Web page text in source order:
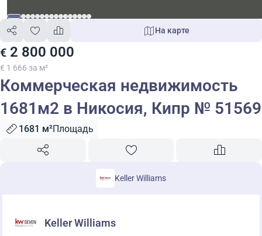
€ 2 800 000
€ 1 666 за м²
На карте
Коммерческая недвижимость
1681м2 в Никосия, Кипр № 51569
1681 м²Площадь
Keller Williams
Keller Williams